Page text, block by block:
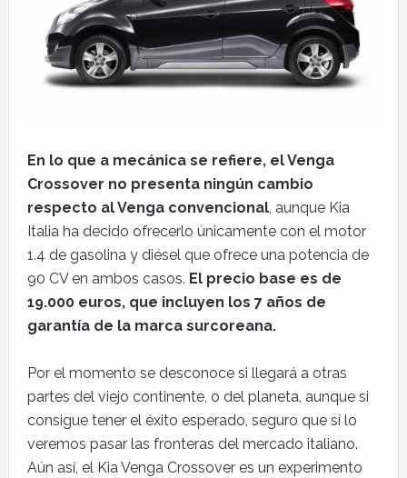
En lo que a mecánica se refiere, el Venga
Crossover no presenta ningún cambio
respecto al Venga convencional, aunque Kia
Italia ha decido ofrecerlo únicamente con el motor
1.4 de gasolina y diésel que ofrece una potencia de
90 CV en ambos casos. El precio base es de
19.000 euros, que incluyen los 7 años de
garantía de la marca surcoreana.
Por el momento se desconoce si llegará a otras
partes del viejo continente, o del planeta, aunque si
consigue tener el éxito esperado, seguro que sí lo
veremos pasar las fronteras del mercado italiano.
Aún así, el Kia Venga Crossover es un experimento